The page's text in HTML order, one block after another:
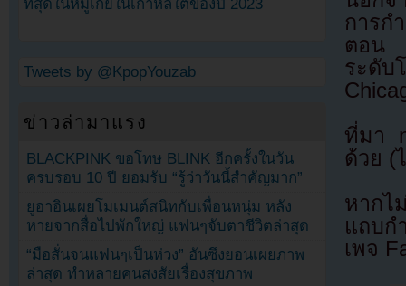
การก
ตอน
ระดับ
ที่มา
ด้วย (
หากไ
แถบก
เพจ
ที่สุดในหมู่เกย์ในเกาหลีใต้ของปี 2023
Tweets by @KpopYouzab
ข่าวล่ามาแรง
BLACKPINK ขอโทษ BLINK อีกครั้งในวัน
ครบรอบ 10 ปี ยอมรับ “รู้ว่าวันนี้สำคัญมาก”
ยูอาอินเผยโมเมนต์สนิทกับเพื่อนหนุ่ม หลัง
หายจากสื่อไปพักใหญ่ แฟนๆจับตาชีวิตล่าสุด
“มือสั่นจนแฟนๆเป็นห่วง” ฮันซึงยอนเผยภาพ
ล่าสุด ทำหลายคนสงสัยเรื่องสุขภาพ